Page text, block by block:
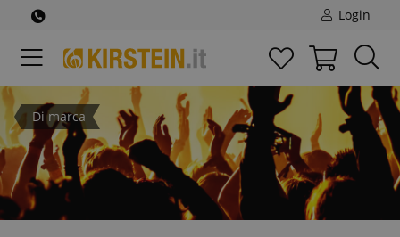
Login
Di marca